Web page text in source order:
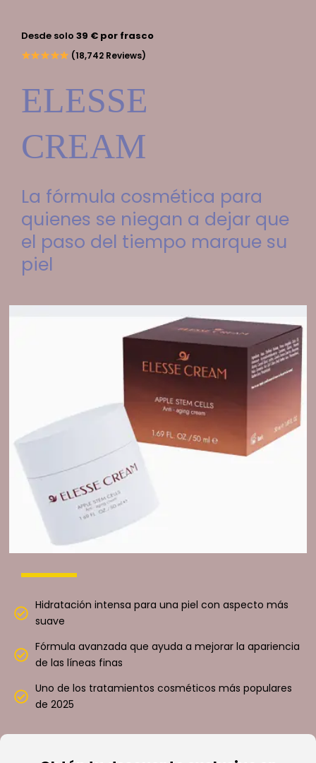
Desde solo 39 € por frasco
(18,742 Reviews)
ELESSE
CREAM
La fórmula cosmética para
quienes se niegan a dejar que
el paso del tiempo marque su
piel
Hidratación intensa para una piel con aspecto más
suave
Fórmula avanzada que ayuda a mejorar la apariencia
de las líneas finas
Uno de los tratamientos cosméticos más populares
de 2025